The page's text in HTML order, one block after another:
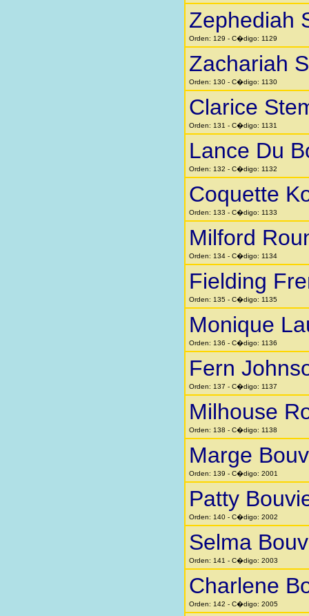
Zephediah
Orden: 129 - C�digo: 1129
Zachariah
Orden: 130 - C�digo: 1130
Clarice
Orden: 131 - C�digo: 1131
Lance Du
Orden: 132 - C�digo: 1132
Coquette
Orden: 133 - C�digo: 1133
Milford
Orden: 134 - C�digo: 1134
Fielding
Orden: 135 - C�digo: 1135
Monique
Orden: 136 - C�digo: 1136
Fern
Orden: 137 - C�digo: 1137
Milhouse
Orden: 138 - C�digo: 1138
Marge
Orden: 139 - C�digo: 2001
Patty
Orden: 140 - C�digo: 2002
Selma
Orden: 141 - C�digo: 2003
Charlene
Orden: 142 - C�digo: 2005